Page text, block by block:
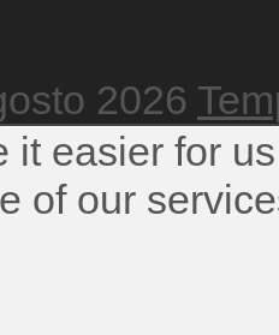
2026
it easier for
of our